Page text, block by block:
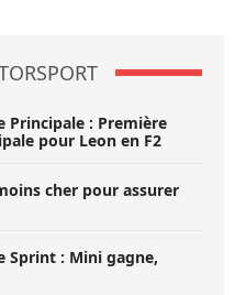
Principale : Première
pour Leon en F2
cher pour assurer
Sprint : Mini gagne,